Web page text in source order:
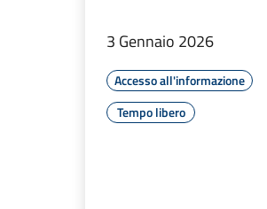
3 Gennaio 2026
Accesso all'informazione
Tempo libero